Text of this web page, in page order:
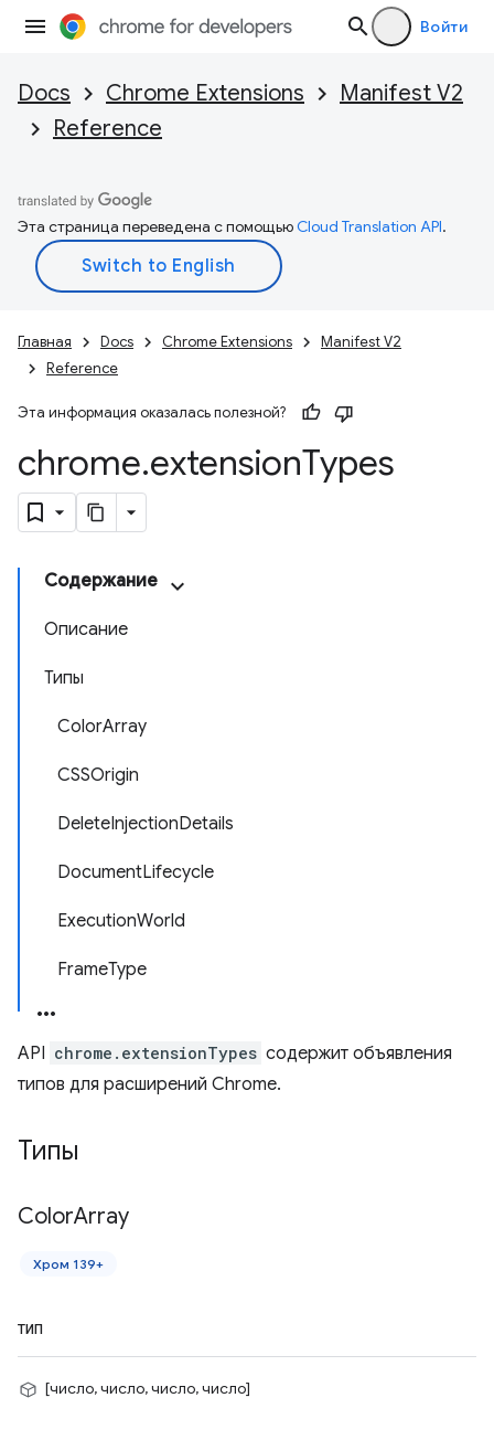
Войти
Docs Chrome Extensions
Manifest V2
Reference
Эта страница переведена с помощьюCloud Translation API.
Главная Docs Chrome Extensions
Manifest V2
Reference
Эта информация оказалась полезной?
chrome.extensionTypes
Содержание
Описание
Типы
ColorArray
CSSOrigin
DeleteInjectionDetails
DocumentLifecycle
ExecutionWorld
FrameType
API chrome.extensionTypes содержит объявления
типов для расширений Chrome.
Типы
ColorArray
Хром 139+
ТИП
[число, число, число, число]